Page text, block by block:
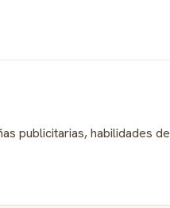
publicitarias, habilidades de